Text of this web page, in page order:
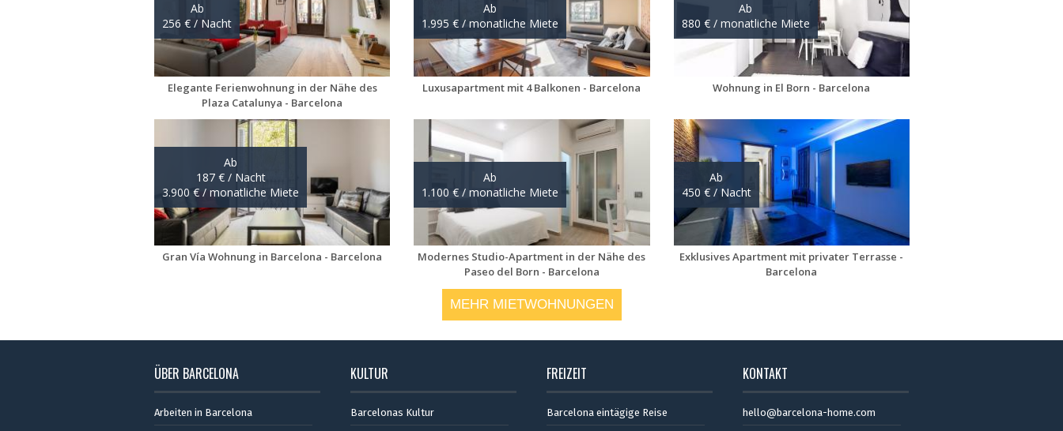
MEHR MIETWOHNUNGEN
ÜBER BARCELONA
Arbeiten in Barcelona
KULTUR
Barcelonas Kultur
FREIZEIT
Barcelona eintägige Reise
KONTAKT
hello@barcelona-home.com